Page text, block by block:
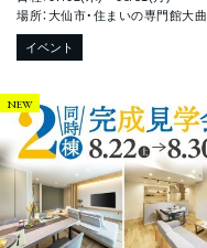
場所：大仙市・住まいの専門館大曲
イベント
NEW